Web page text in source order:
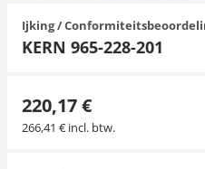
Ijking /
KERN 965-228-201
220,17 €
266,41 € incl. btw.
Bankweegschaal
Microscoop camera's
Accessoires